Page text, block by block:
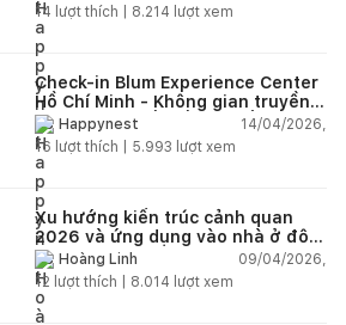
14 lượt thích | 8.214 lượt xem
Check-in Blum Experience Center
Hồ Chí Minh - Không gian truyền
cảm hứng thiết kế nội thất
Happynest
14/04/2026,
16 lượt thích | 5.993 lượt xem
Xu hướng kiến trúc cảnh quan
2026 và ứng dụng vào nhà ở đô
thị hiện đại
Hoàng Linh
09/04/2026,
12 lượt thích | 8.014 lượt xem